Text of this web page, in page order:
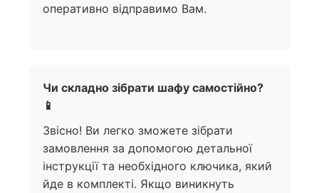
оперативно відправимо Вам.
Чи складно зібрати шафу самостійно?
📱
Звісно! Ви легко зможете зібрати
замовлення за допомогою детальної
інструкції та необхідного ключика, який
йде в комплекті. Якщо виникнуть